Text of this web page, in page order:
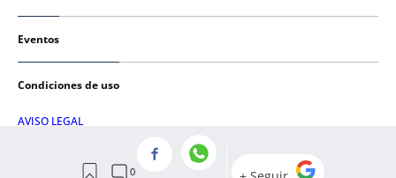
Eventos
Condiciones de uso
AVISO LEGAL